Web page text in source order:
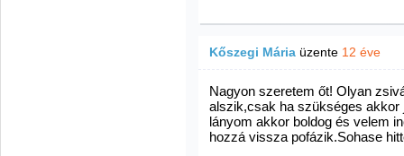
Kőszegi Mária üzente 12 éve
Nagyon szeretem őt! Olyan
alszik,csak ha szükséges akkor
lányom akkor boldog és velem
hozzá vissza pofázik.Sohase